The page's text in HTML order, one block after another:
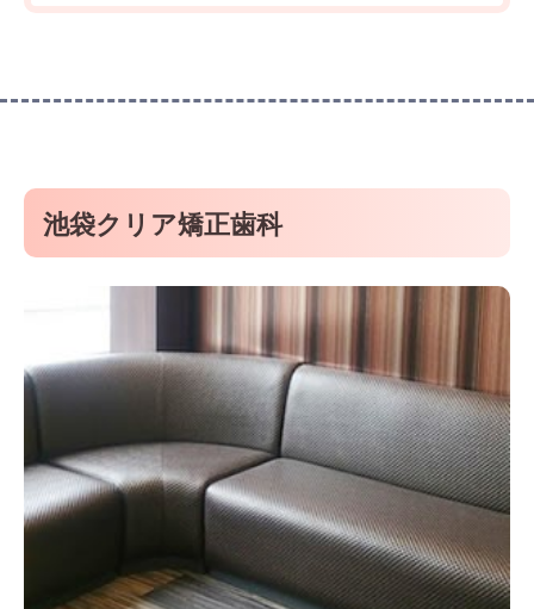
池袋クリア矯正歯科